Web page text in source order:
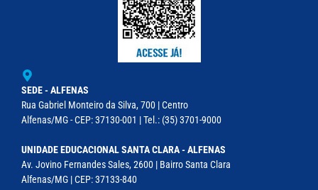
SEDE - ALFENAS
Rua Gabriel Monteiro da Silva, 700 | Centro
Alfenas/MG - CEP: 37130-001 | Tel.: (35) 3701-9000
UNIDADE EDUCACIONAL SANTA CLARA - ALFENAS
Av. Jovino Fernandes Sales, 2600 | Bairro Santa Clara
Alfenas/MG | CEP: 37133-840